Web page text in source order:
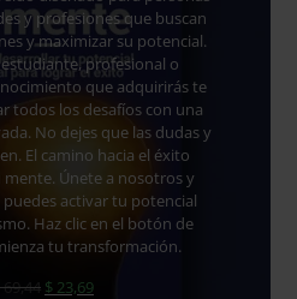
y profesiones que buscan
y maximizar su potencial.
profesional o
que adquirirás te
todos los desafíos con una
No dejes que las dudas y
El camino hacia el éxito
Únete a nosotros y
activar tu potencial
Haz clic en el botón de
tu transformación.
69,44 El
$ 23,69El